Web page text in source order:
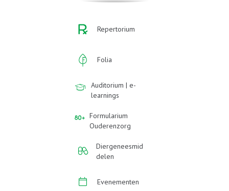
Repertorium
Folia
Auditorium | e-
learnings
Formularium
Ouderenzorg
Diergeneesmid
delen
Evenementen